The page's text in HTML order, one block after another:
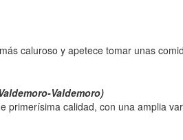
caluroso y apetece tomar unas
Valdemoro)
primerísima calidad, con una amplia